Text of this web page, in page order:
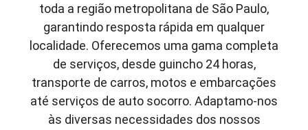
toda a região metropolitana de São Paulo,
garantindo resposta rápida em qualquer
localidade. Oferecemos uma gama completa
de serviços, desde guincho 24 horas,
transporte de carros, motos e embarcações
até serviços de auto socorro. Adaptamo-nos
às diversas necessidades dos nossos